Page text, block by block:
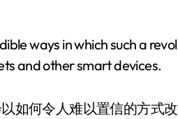
ways in which such a
and other smart devices.
如何令人难以置信的方式